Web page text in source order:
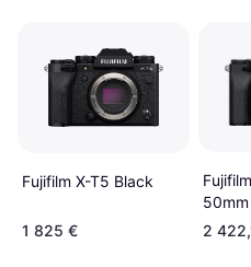
Fujifilm X-T5 Black
1 825 €
WR
2